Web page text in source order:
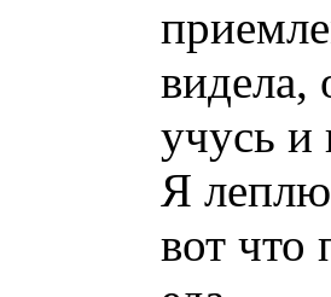
видела,
учусь и
Я
вот что